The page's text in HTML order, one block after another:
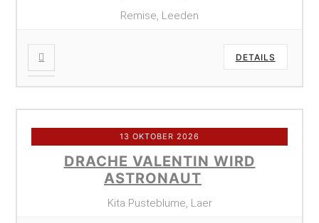
Remise, Leeden
DETAILS
13 OKTOBER 2026
DRACHE VALENTIN WIRD
ASTRONAUT
Kita Pusteblume, Laer